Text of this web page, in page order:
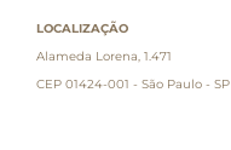
LOCALIZAÇÃO
Alameda Lorena, 1.471
CEP 01424-001 - São Paulo - SP